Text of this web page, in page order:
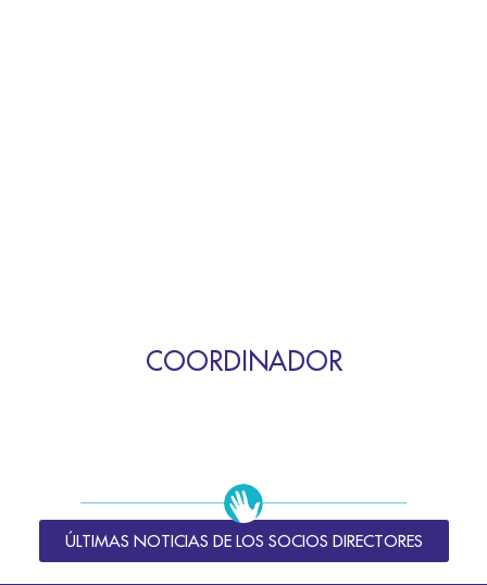
COORDINADOR
ÚLTIMAS NOTICIAS DE LOS SOCIOS DIRECTORES